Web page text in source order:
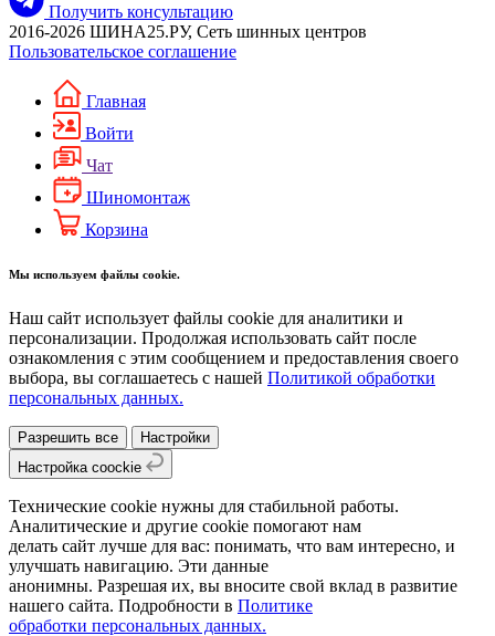
Получить консультацию
2016-2026 ШИНА25.РУ, Сеть шинных центров
Пользовательское соглашение
Главная
Войти
Чат
Шиномонтаж
Корзина
Мы используем файлы cookie.
Наш сайт использует файлы cookie для аналитики и
персонализации. Продолжая использовать сайт после
ознакомления с этим сообщением и предоставления своего
выбора, вы соглашаетесь с нашей Политикой обработки
персональных данных.
Разрешить все
Настройки
Настройка coockie
Технические cookie нужны для стабильной работы.
Аналитические и другие cookie помогают нам
делать сайт лучше для вас: понимать, что вам интересно, и
улучшать навигацию. Эти данные
анонимны. Разрешая их, вы вносите свой вклад в развитие
нашего сайта. Подробности в Политике
обработки персональных данных.